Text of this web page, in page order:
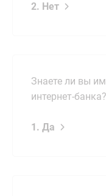
2. Нет
Знаете ли вы
интернет-банка?
1. Да